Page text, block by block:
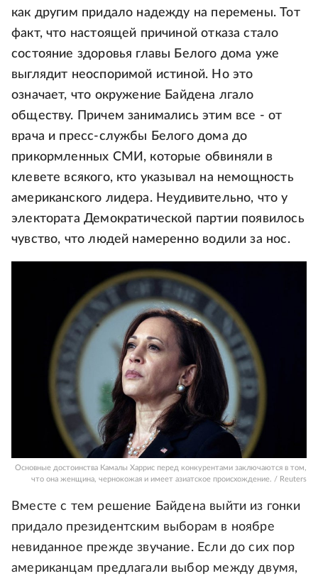
как другим придало надежду на перемены. Тот
факт, что настоящей причиной отказа стало
состояние здоровья главы Белого дома уже
выглядит неоспоримой истиной. Но это
означает, что окружение Байдена лгало
обществу. Причем занимались этим все - от
врача и пресс-службы Белого дома до
прикормленных СМИ, которые обвиняли в
клевете всякого, кто указывал на немощность
американского лидера. Неудивительно, что у
электората Демократической партии появилось
чувство, что людей намеренно водили за нос.
Основные достоинства Камалы Харрис перед конкурентами заключаются в том,
что она женщина, чернокожая и имеет азиатское происхождение. / Reuters
Вместе с тем решение Байдена выйти из гонки
придало президентским выборам в ноябре
невиданное прежде звучание. Если до сих пор
американцам предлагали выбор между двумя,